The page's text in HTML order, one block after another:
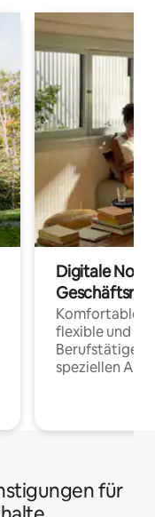
Digitale
Komfortable
flexible und
Berufstätige
speziellen
für